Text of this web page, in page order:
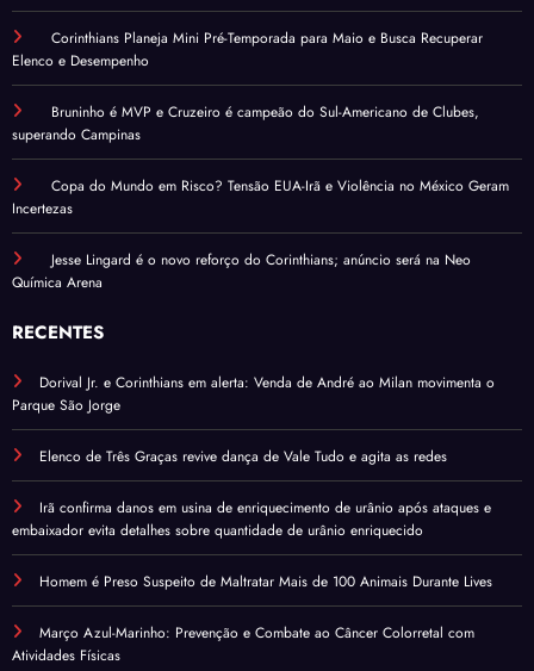
Corinthians Planeja Mini Pré-Temporada para Maio e Busca Recuperar
Elenco e Desempenho
Bruninho é MVP e Cruzeiro é campeão do Sul-Americano de Clubes,
superando Campinas
Copa do Mundo em Risco? Tensão EUA-Irã e Violência no México Geram
Incertezas
Jesse Lingard é o novo reforço do Corinthians; anúncio será na Neo
Química Arena
RECENTES
Dorival Jr. e Corinthians em alerta: Venda de André ao Milan movimenta o
Parque São Jorge
Elenco de Três Graças revive dança de Vale Tudo e agita as redes
Irã confirma danos em usina de enriquecimento de urânio após ataques e
embaixador evita detalhes sobre quantidade de urânio enriquecido
Homem é Preso Suspeito de Maltratar Mais de 100 Animais Durante Lives
Março Azul-Marinho: Prevenção e Combate ao Câncer Colorretal com
Atividades Físicas